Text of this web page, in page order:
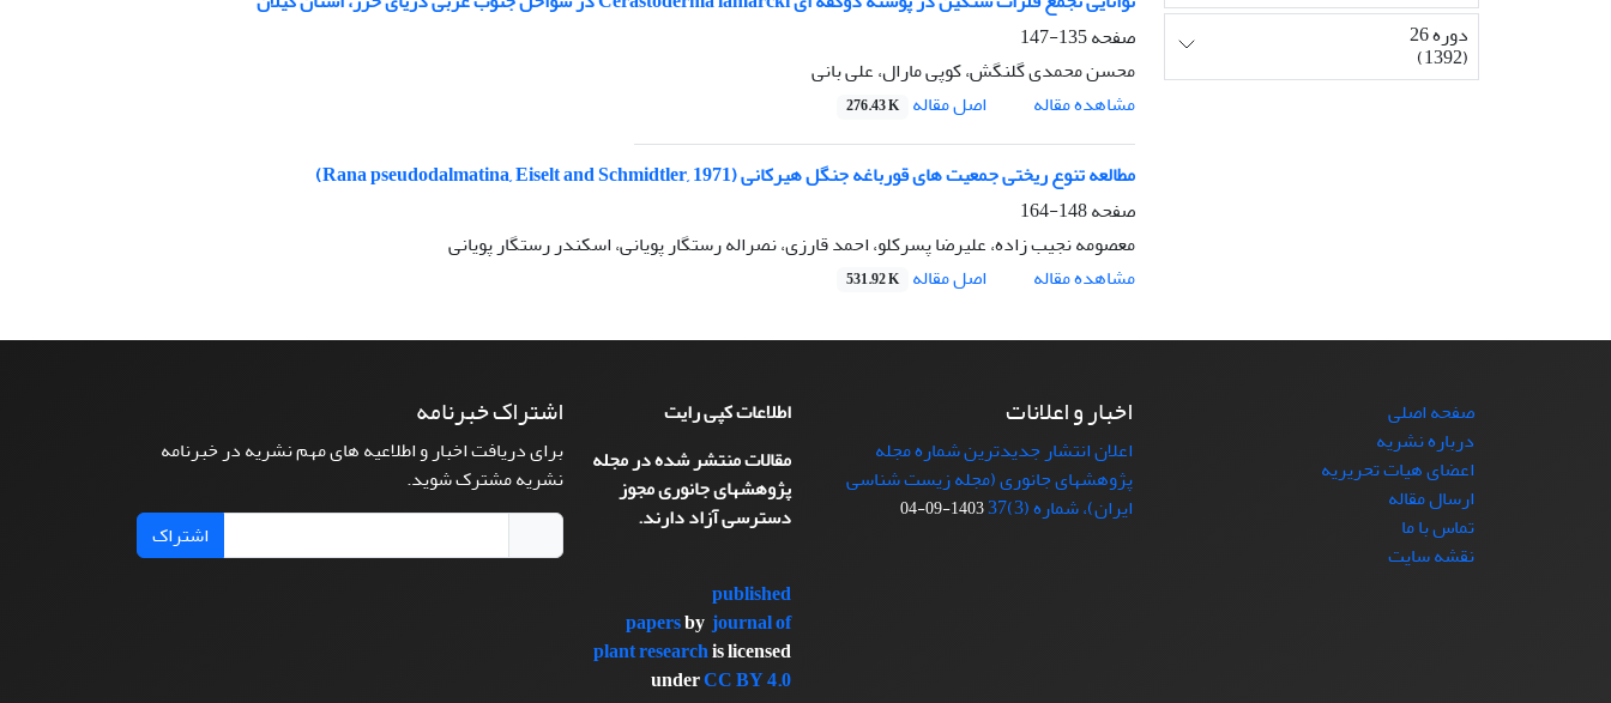
صفحه135-147
محسن محمدی گلنگش، کوپی مارال، علی بانی
مشاهده مقاله
اصل مقاله 276.43 K
مطالعه تنوع ریختی جمعیت های قورباغه جنگل هیرکانی (Rana pseudodalmatina, Eiselt and Schmidtler, 1971)
صفحه148-164
معصومه نجیب زاده، علیرضا پسرکلو، احمد قارزی، نصراله رستگار پویانی، اسکندر رستگار پویانی
مشاهده مقاله
اصل مقاله 531.92 K
دوره 26
(1392)
صفحه اصلی
درباره نشریه
اعضای هیات تحریریه
ارسال مقاله
تماس با ما
نقشه سایت
اخبار و اعلانات
اعلان انتشار جدیدترین شماره مجله
پژوهشهای جانوری (مجله زیست شناسی
ایران)، شماره (3)37
1403-09-04
اطلاعات کپی رایت
مقالات منتشر شده در مجله
پژوهشهای جانوری مجوز
دسترسی آزاد دارند.
published
papersbyjournal of
plant researchis licensed
underCC BY 4.0
اشتراک خبرنامه
برای دریافت اخبار و اطلاعیه های مهم نشریه در خبرنامه
نشریه مشترک شوید.
اشتراک